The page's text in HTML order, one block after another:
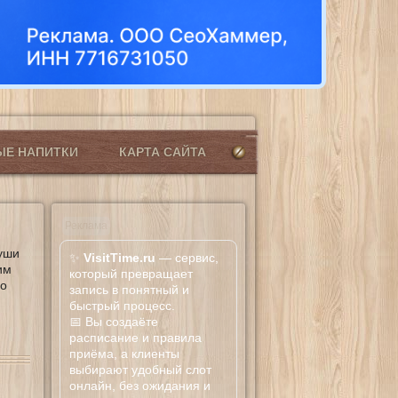
НАПИТКИ КАРТА САЙТА
✨ VisitTime.ru — сервис,
который превращает
запись в понятный и
быстрый процесс.
📅 Вы создаёте
расписание и правила
приёма, а клиенты
выбирают удобный слот
онлайн, без ожидания и